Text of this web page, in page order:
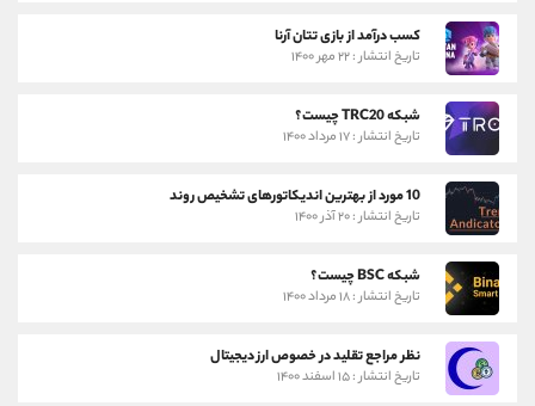
کسب درآمد از بازی تتان آرنا
تاریخ انتشار : ۲۲ مهر ۱۴۰۰
شبکه TRC20 چیست؟
تاریخ انتشار : ۱۷ مرداد ۱۴۰۰
10 مورد از بهترین اندیکاتورهای تشخیص روند
تاریخ انتشار : ۲۰ آذر ۱۴۰۰
شبکه BSC چیست؟
تاریخ انتشار : ۱۸ مرداد ۱۴۰۰
نظر مراجع تقلید در خصوص ارز دیجیتال
تاریخ انتشار : ۱۵ اسفند ۱۴۰۰